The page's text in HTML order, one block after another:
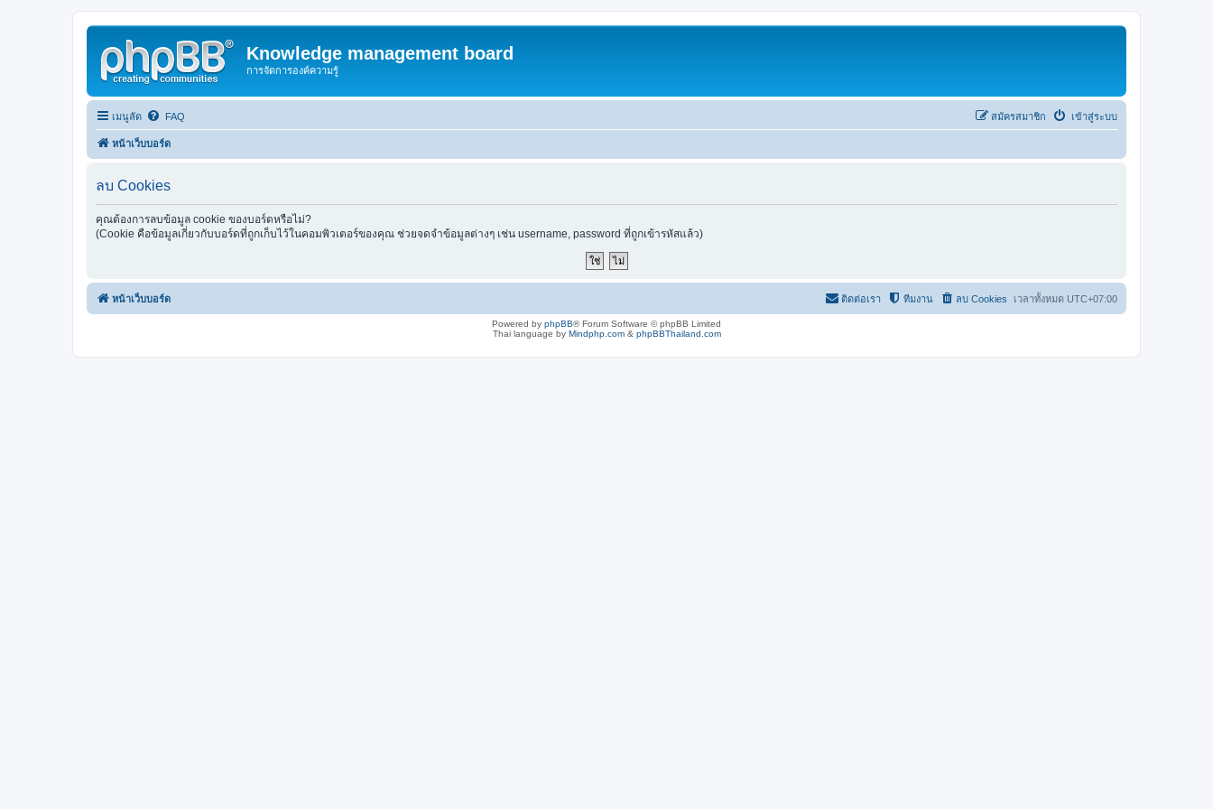
Knowledge management board
การจัดการองค์ความรู้
เมนูลัด FAQ เข้าสู่ระบบ
สมัครสมาชิก
หน้าเว็บบอร์ด
ลบ Cookies
คุณต้องการลบข้อมูล cookie ของบอร์ดหรือไม่?
(Cookie คือข้อมูลเกี่ยวกับบอร์ดที่ถูกเก็บไว้ในคอมพิวเตอร์ของคุณ ช่วยจดจำข้อมูลต่างๆ เช่น username, password ที่ถูกเข้ารหัสแล้ว)
หน้าเว็บบอร์ด เวลาทั้งหมด UTC+07:00
ลบ Cookies
ทีมงาน
ติดต่อเรา
Powered by phpBB® Forum Software © phpBB Limited
Thai language by Mindphp.com& phpBBThailand.com